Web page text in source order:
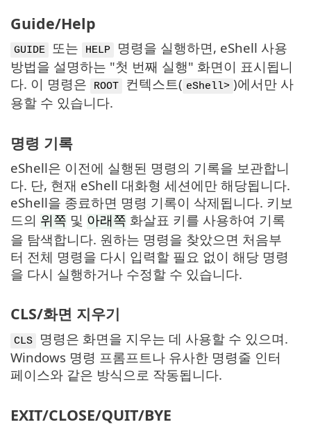
Guide/Help
GUIDE 또는 HELP
명령을 실행하면, eShell 사용
방법을 설명하는 "첫 번째 실행" 화면이 표시됩니
다. 이 명령은
ROOT 컨텍스트( eShell> )에서만 사
용할 수 있습니다.
명령 기록
eShell은 이전에 실행된 명령의 기록을 보관합니
다. 단, 현재 eShell 대화형 세션에만 해당됩니다.
eShell을 종료하면 명령 기록이 삭제됩니다. 키보
드의 위쪽 및 아래쪽 화살표 키를 사용하여 기록
을 탐색합니다. 원하는 명령을 찾았으면 처음부
터 전체 명령을 다시 입력할 필요 없이 해당 명령
을 다시 실행하거나 수정할 수 있습니다.
CLS/화면 지우기
CLS
명령은 화면을 지우는 데 사용할 수 있으며.
Windows 명령 프롬프트나 유사한 명령줄 인터
페이스와 같은 방식으로 작동됩니다.
EXIT/CLOSE/QUIT/BYE